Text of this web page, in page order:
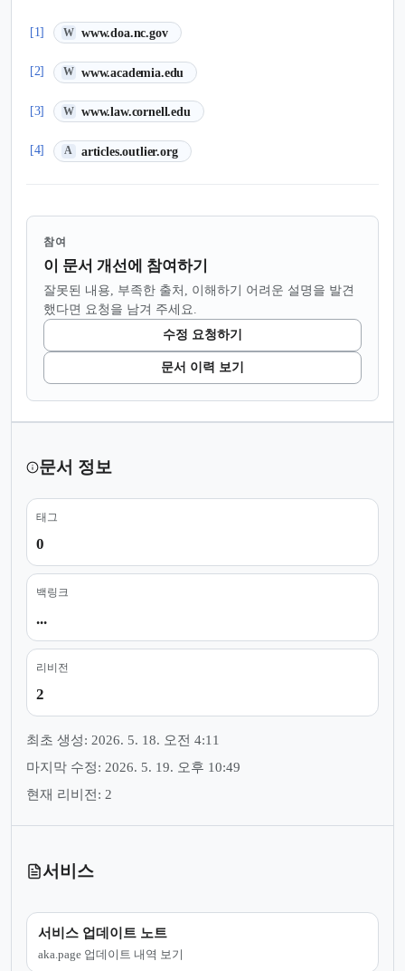
[1] W www.doa.nc.gov
(새 탭에서 열림)
[2] W www.academia.edu
(새 탭에서 열림)
[3] W www.law.cornell.edu
(새 탭에서 열림)
[4] A articles.outlier.org
(새 탭에서 열림)
참여
이 문서 개선에 참여하기
잘못된 내용, 부족한 출처, 이해하기 어려운 설명을 발견
했다면 요청을 남겨 주세요.
수정 요청하기
문서 이력 보기
문서 정보
태그
0
백링크
...
리비전
2
최초 생성: 2026. 5. 18. 오전 4:11
마지막 수정: 2026. 5. 19. 오후 10:49
현재 리비전: 2
서비스
서비스 업데이트 노트
aka.page 업데이트 내역 보기